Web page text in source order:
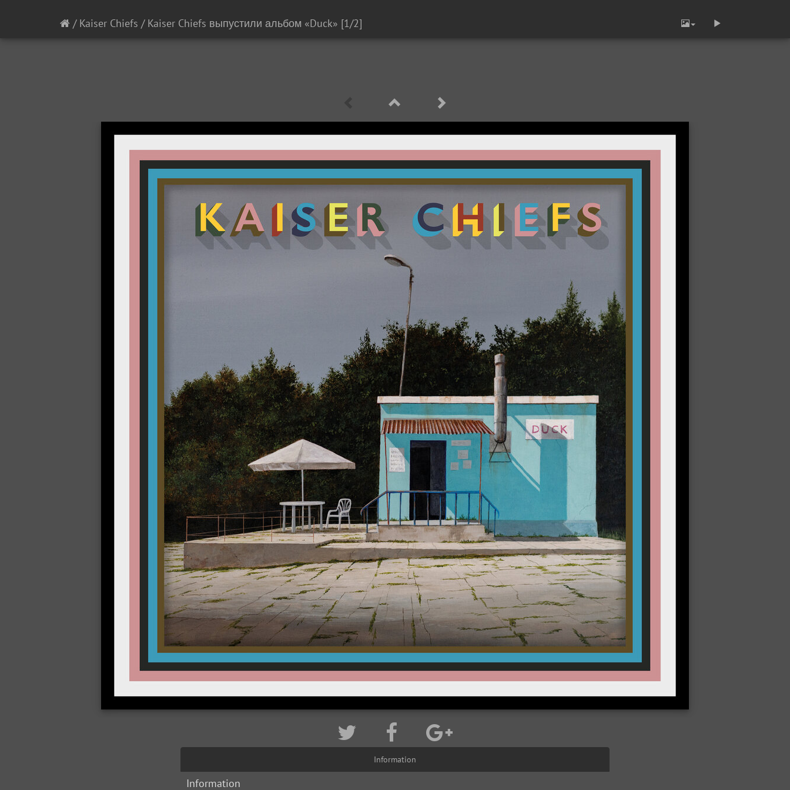
/ Kaiser Chiefs / Kaiser Chiefs выпустили альбом «Duck» [1/2]
Information
Information